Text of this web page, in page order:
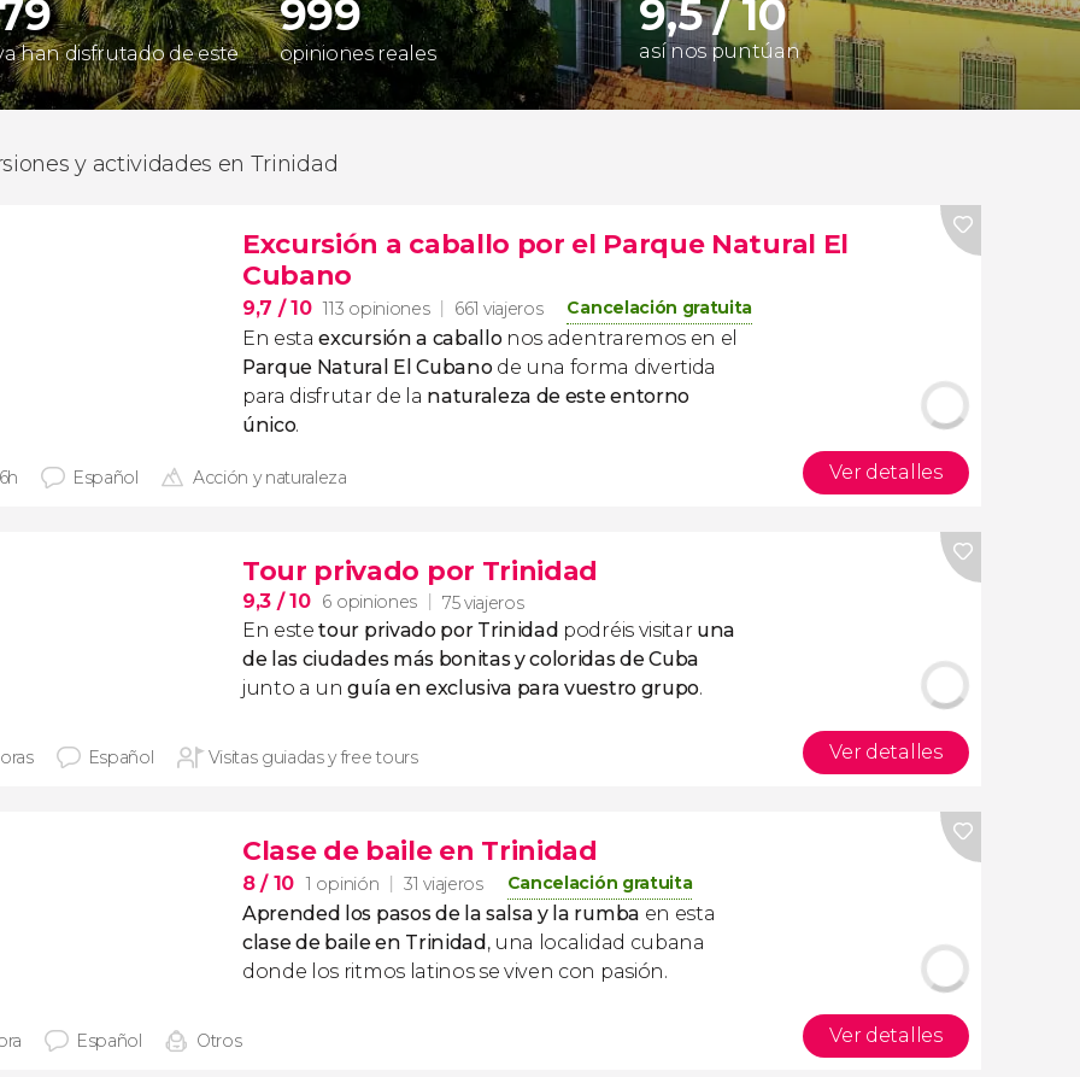
han disfrutado de este
999
opiniones reales
9,5 / 10
así nos puntúan
y actividades en Trinidad
Excursión a caballo por el Parque Natural El
Cubano
9,7 / 10 113 opiniones 661 viajeros Cancelación gratuita
En estaexcursión a caballo nos adentraremos en el
Parque Natural El Cubanode una forma divertida
para disfrutar de la naturaleza de este entorno
único.
Español Acción y naturaleza Ver detalles
Tour privado por Trinidad
9,3 / 10 6 opiniones 75 viajeros
En estetour privado por Trinidad podréis visitar una
de las ciudades más bonitas y coloridas de Cuba
junto a unguía en exclusiva para vuestro grupo.
Español Visitas guiadas y free tours Ver detalles
Clase de baile en Trinidad
8/ 10 1 opinión 31 viajeros Cancelación gratuita
Aprended los pasos de la salsa y la rumba en esta
clase de baile en Trinidad, una localidad cubana
donde los ritmos latinos se viven con pasión.
Español Otros Ver detalles